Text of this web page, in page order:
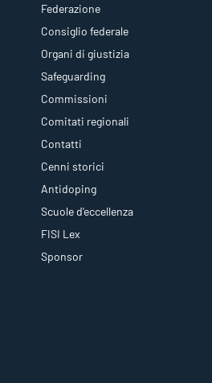
Federazione
Consiglio federale
Organi di giustizia
Safeguarding
Commissioni
Comitati regionali
Contatti
Cenni storici
Antidoping
Scuole d'eccellenza
FISI Lex
Sponsor